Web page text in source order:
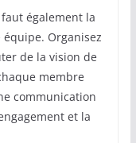
également la
Organisez
de la vision de
membre
communication
et la